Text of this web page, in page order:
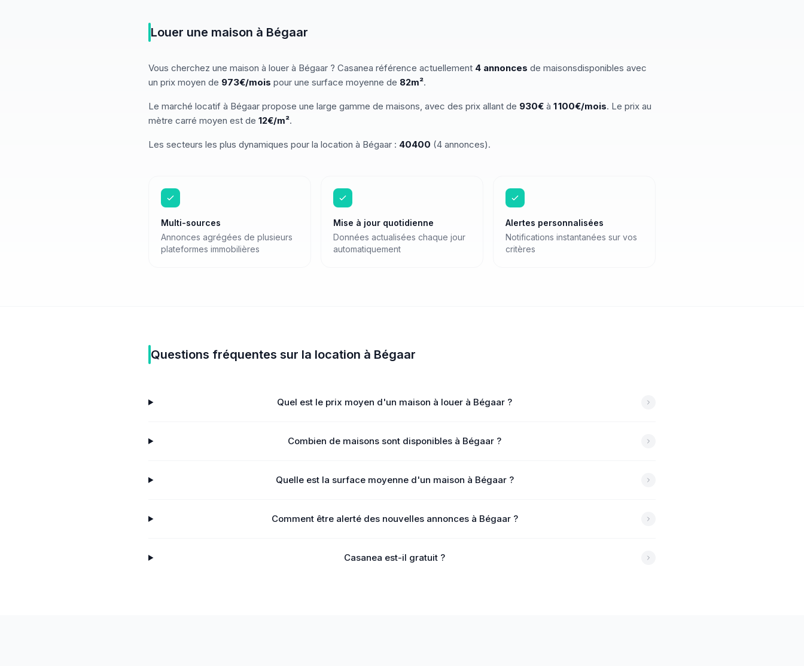
Louer une maison à Bégaar
Vous cherchez une maison à louer à Bégaar ? Casanea référence actuellement 4 annonces de maisonsdisponibles avec
un prix moyen de 973€/mois pour une surface moyenne de 82m².
Le marché locatif à Bégaar propose une large gamme de maisons, avec des prix allant de 930€ à 1 100€/mois. Le prix au
mètre carré moyen est de 12€/m².
Les secteurs les plus dynamiques pour la location à Bégaar : 40400 (4 annonces).
Multi-sources
Annonces agrégées de plusieurs
plateformes immobilières
Mise à jour quotidienne
Données actualisées chaque jour
automatiquement
Alertes personnalisées
Notifications instantanées sur vos
critères
Questions fréquentes sur la location à Bégaar
Quel est le prix moyen d'un maison à louer à Bégaar ?
Combien de maisons sont disponibles à Bégaar ?
Quelle est la surface moyenne d'un maison à Bégaar ?
Comment être alerté des nouvelles annonces à Bégaar ?
Casanea est-il gratuit ?